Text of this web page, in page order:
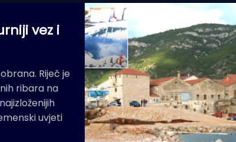
vez i
Riječ je
ribara na
uvjeti